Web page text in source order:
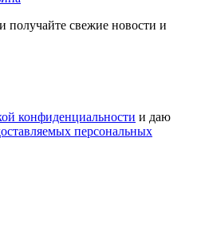
получайте свежие новости и
конфиденциальности и даю
персональных